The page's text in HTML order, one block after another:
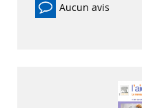
Aucun avis